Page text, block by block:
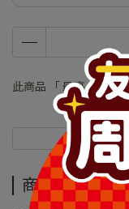
此商品 「 最高 」可以
商品介紹
商品介紹